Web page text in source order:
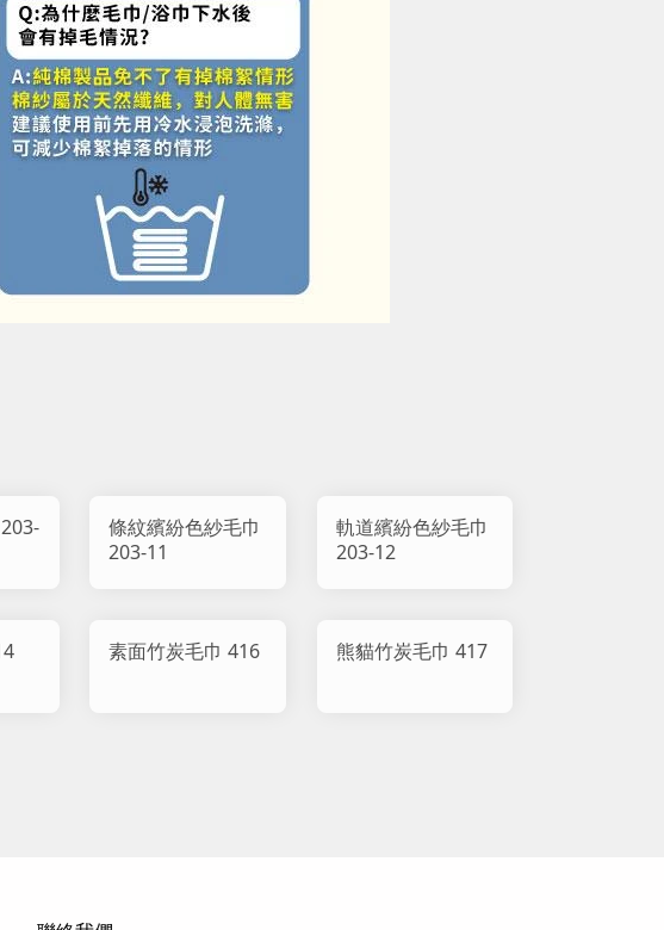
條紋繽紛色紗毛巾
203-11
軌道繽紛色紗毛巾
203-12
素面竹炭毛巾 416 熊貓竹炭毛巾 417